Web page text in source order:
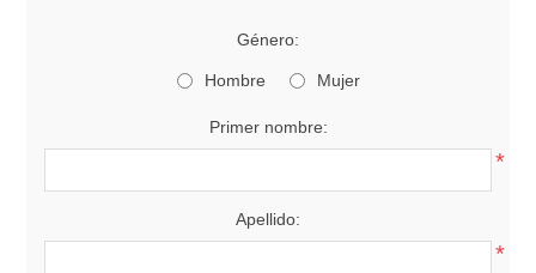
Género:
Hombre Mujer
Primer nombre:
*
Apellido:
*